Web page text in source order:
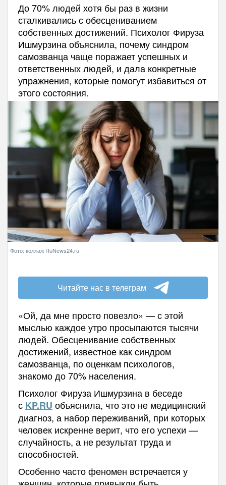
До 70% людей хотя бы раз в жизни
сталкивались с обесцениванием
собственных достижений. Психолог Фируза
Ишмурзина объяснила, почему синдром
самозванца чаще поражает успешных и
ответственных людей, и дала конкретные
упражнения, которые помогут избавиться от
этого состояния.
Фото: коллаж RuNews24.ru
Читайте нас в телеграм
«Ой, да мне просто повезло» — с этой
мыслью каждое утро просыпаются тысячи
людей. Обесценивание собственных
достижений, известное как синдром
самозванца, по оценкам психологов,
знакомо до 70% населения.
Психолог Фируза Ишмурзина в беседе
с KP.RU объяснила, что это не медицинский
диагноз, а набор переживаний, при которых
человек искренне верит, что его успехи —
случайность, а не результат труда и
способностей.
Особенно часто феномен встречается у